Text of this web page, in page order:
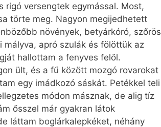
versengtek egymással. Most,
törte meg. Nagyon megijedhetett
növények, betyárkóró, szőrös
mályva, apró szulák és fölöttük az
hallottam a fenyves felől.
ült, és a fű között mozgó rovarokat
egy imádkozó sáskát. Petékkel teli
módon másznak, de alig tíz
ősszel már gyakran látok
láttam boglárkalepkéket, néhány